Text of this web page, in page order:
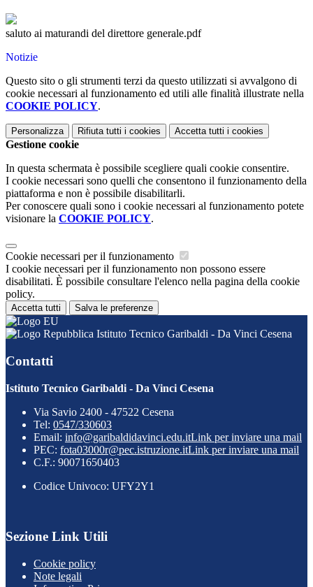
saluto ai maturandi del direttore generale.pdf
Notizie
Questo sito o gli strumenti terzi da questo utilizzati si avvalgono di
cookie necessari al funzionamento ed utili alle finalità illustrate nella
COOKIE POLICY.
Personalizza Rifiuta tutti i cookies Accetta tutti i cookies
Gestione cookie
In questa schermata è possibile scegliere quali cookie consentire.
I cookie necessari sono quelli che consentono il funzionamento della
piattaforma e non è possibile disabilitarli.
Per conoscere quali sono i cookie necessari al funzionamento potete
visionare la COOKIE POLICY.
Cookie necessari per il funzionamento
I cookie necessari per il funzionamento non possono essere
disabilitati. È possibile consultare l'elenco nella pagina della cookie
policy.
Accetta tutti Salva le preferenze
Istituto Tecnico Garibaldi - Da Vinci Cesena
Contatti
Istituto Tecnico Garibaldi - Da Vinci Cesena
Via Savio 2400 - 47522 Cesena
Tel: 0547/330603
Email: info@garibaldidavinci.edu.itLink per inviare una mail
PEC: fota03000r@pec.istruzione.itLink per inviare una mail
C.F.: 90071650403
Codice Univoco: UFY2Y1
Sezione Link Utili
Cookie policy
Note legali